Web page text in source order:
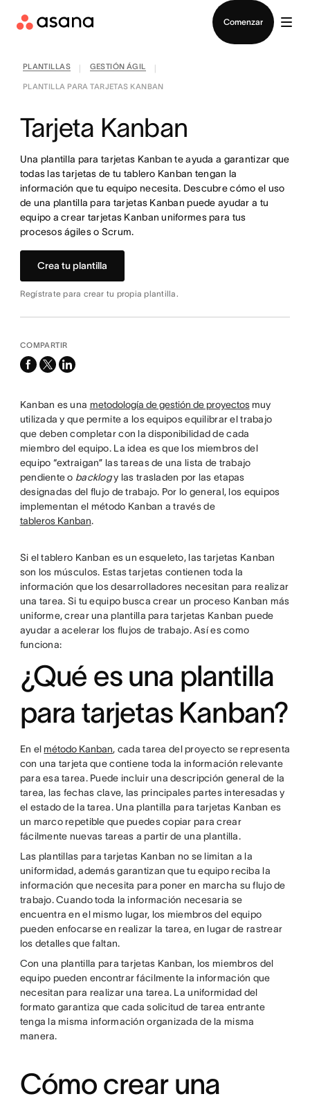
Comenzar
PLANTILLAS GESTIÓN ÁGIL
PLANTILLA PARA TARJETAS KANBAN
Tarjeta Kanban
Una plantilla para tarjetas Kanban te ayuda a garantizar que
todas las tarjetas de tu tablero Kanban tengan la
información que tu equipo necesita. Descubre cómo el uso
de una plantilla para tarjetas Kanban puede ayudar a tu
equipo a crear tarjetas Kanban uniformes para tus
procesos ágiles o Scrum.
Crea tu plantilla
Regístrate para crear tu propia plantilla.
COMPARTIR
facebook
x-
linkedin
Kanban es una metodología de gestión de proyectosmuy
utilizada y que permite a los equipos equilibrar el trabajo
que deben completar con la disponibilidad de cada
miembro del equipo. La idea es que los miembros del
equipo “extraigan” las tareas de una lista de trabajo
pendiente o backlogy las trasladen por las etapas
designadas del flujo de trabajo. Por lo general, los equipos
implementan el método Kanban a través de
tableros Kanban.
Si el tablero Kanban es un esqueleto, las tarjetas Kanban
son los músculos. Estas tarjetas contienen toda la
información que los desarrolladores necesitan para realizar
una tarea. Si tu equipo busca crear un proceso Kanban más
uniforme, crear una plantilla para tarjetas Kanban puede
ayudar a acelerar los flujos de trabajo. Así es como
funciona:
¿Qué es una plantilla
para tarjetas Kanban?
En el método Kanban, cada tarea del proyecto se representa
con una tarjeta que contiene toda la información relevante
para esa tarea. Puede incluir una descripción general de la
tarea, las fechas clave, las principales partes interesadas y
el estado de la tarea. Una plantilla para tarjetas Kanban es
un marco repetible que puedes copiar para crear
fácilmente nuevas tareas a partir de una plantilla.
Las plantillas para tarjetas Kanban no se limitan a la
uniformidad, además garantizan que tu equipo reciba la
información que necesita para poner en marcha su flujo de
trabajo. Cuando toda la información necesaria se
encuentra en el mismo lugar, los miembros del equipo
pueden enfocarse en realizar la tarea, en lugar de rastrear
los detalles que faltan.
Con una plantilla para tarjetas Kanban, los miembros del
equipo pueden encontrar fácilmente la información que
necesitan para realizar una tarea. La uniformidad del
formato garantiza que cada solicitud de tarea entrante
tenga la misma información organizada de la misma
manera.
Cómo crear una